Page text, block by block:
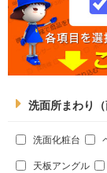
洗面所まわり（
洗面化粧台
天板アングル